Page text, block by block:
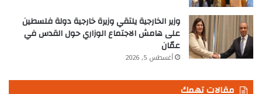
وزير الخارجية يلتقي وزيرة خارجية دولة فلسطين
على هامش الاجتماع الوزاري حول القدس في
عمّان
أغسطس 5, 2026
مقالات تهمك